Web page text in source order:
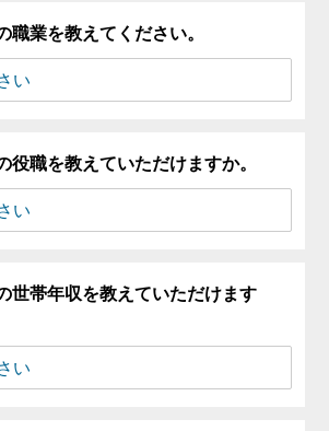
職業を教えてください。
役職を教えていただけますか。
世帯年収を教えていただけます